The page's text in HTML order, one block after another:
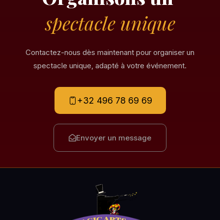
spectacle unique
Contactez-nous dès maintenant pour organiser un
spectacle unique, adapté à votre événement.
+32 496 78 69 69
Envoyer un message